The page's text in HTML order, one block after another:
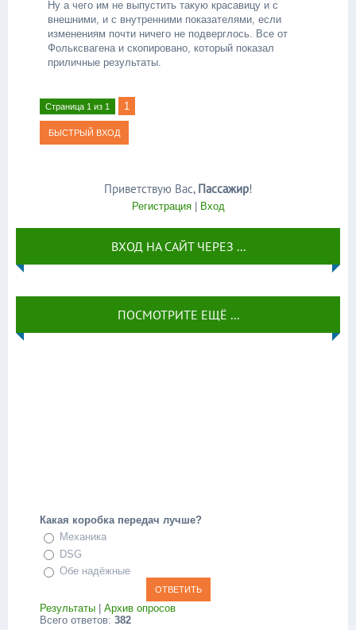
Ну а чего им не выпустить такую красавицу и с
внешними, и с внутренними показателями, если
изменениям почти ничего не подверглось. Все от
Фольксвагена и скопировано, который показал
приличные результаты.
Страница 1 из 1 1
Приветствую Вас, Пассажир!
Регистрация| Вход
ВХОД НА САЙТ ЧЕРЕЗ ...
ПОСМОТРИТЕ ЕЩЁ ...
Какая коробка передач лучше?
Механика
DSG
Обе надёжные
Результаты | Архив опросов
Всего ответов: 382